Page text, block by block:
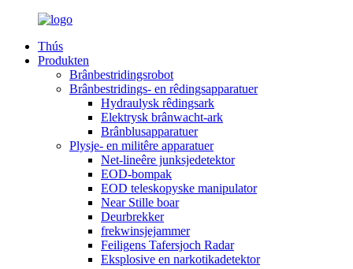
Thús
Produkten
Brânbestridingsrobot
Brânbestridings- en rêdingsapparatuer
Hydraulysk rêdingsark
Elektrysk brânwacht-ark
Brânblusapparatuer
Plysje- en militêre apparatuer
Net-lineêre junksjedetektor
EOD-bompak
EOD teleskopyske manipulator
Near Stille boar
Deurbrekker
frekwinsjejammer
Feiligens Tafersjoch Radar
Eksplosive en narkotikadetektor